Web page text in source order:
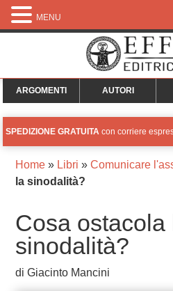
ARGOMENTI AUTORI
SPEDIZIONE GRATUITA con corriere
Home» Libri » Comunicare
la sinodalità?
Cosa ostacola
sinodalità?
di Giacinto Mancini
MENU